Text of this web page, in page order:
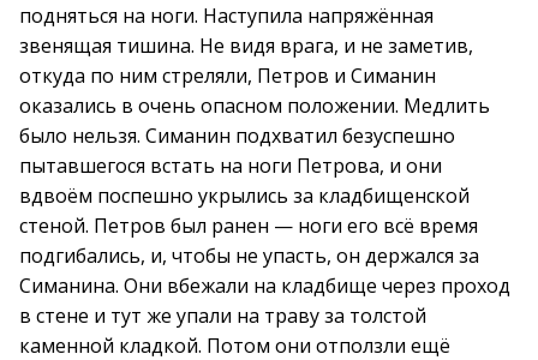
подняться на ноги. Наступила напряжённая
звенящая тишина. Не видя врага, и не заметив,
откуда по ним стреляли, Петров и Симанин
оказались в очень опасном положении. Медлить
было нельзя. Симанин подхватил безуспешно
пытавшегося встать на ноги Петрова, и они
вдвоём поспешно укрылись за кладбищенской
стеной. Петров был ранен — ноги его всё время
подгибались, и, чтобы не упасть, он держался за
Симанина. Они вбежали на кладбище через проход
в стене и тут же упали на траву за толстой
каменной кладкой. Потом они отползли ещё